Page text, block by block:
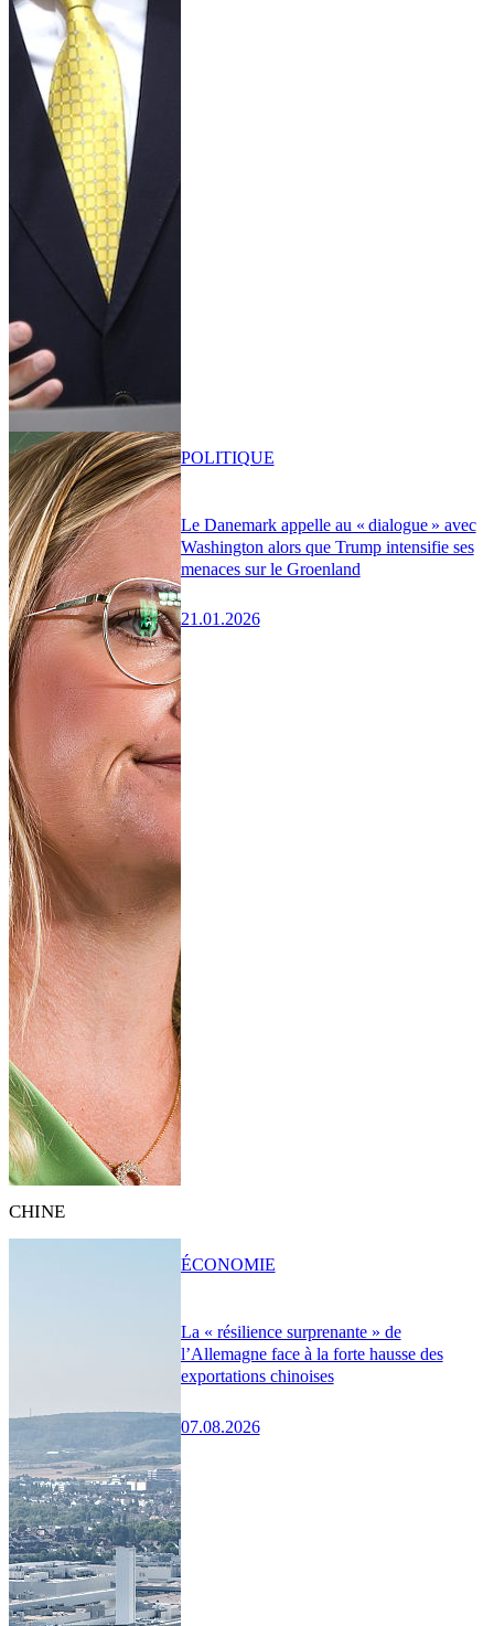
Le Danemark appelle au « dialogue » avec
Washington alors que Trump intensifie ses
menaces sur le Groenland
21.01.2026
POLITIQUE
CHINE
La « résilience surprenante » de
l’Allemagne face à la forte hausse des
exportations chinoises
07.08.2026
ÉCONOMIE